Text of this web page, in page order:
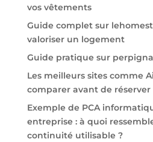
vos vêtements
Guide complet sur
valoriser un logement
Guide pratique sur
Les meilleurs sites comme
comparer avant de réserver
Exemple de PCA
entreprise : à quoi
continuité utilisable ?